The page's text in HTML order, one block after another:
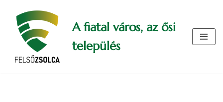
Skip
content
A fiatal város, az ősi
település